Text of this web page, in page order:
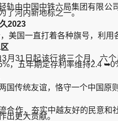
中国中铁六局集团有限公司
了河内新地标之一。
2023
国一直打着各种旗号，利用
日起该行将三个月、六个
，五年期定存利率维持2.4
统友谊，恪守一个中国原则
作，夯实中越友好的民意和
出更大贡献。